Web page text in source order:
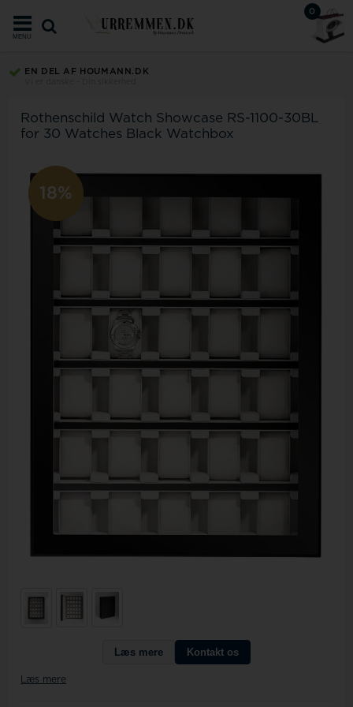
0
MENU
EN DEL AF HOUMANN.DK
Rothenschild Watch Showcase RS-1100-30BL
for 30 Watches Black Watchbox
11%
18%
Læs mere Kontakt os
Læs mere